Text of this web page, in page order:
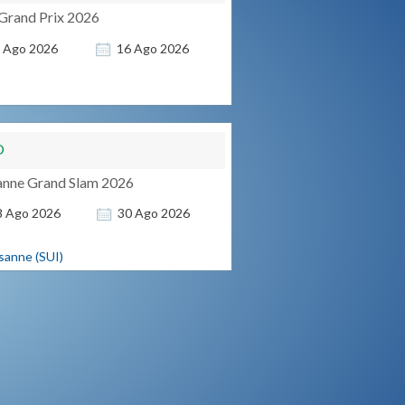
Ago 2026 16Ago 2026
Prix 2026
Ago 2026 30Ago 2026
Grand Slam 2026
(SUI)